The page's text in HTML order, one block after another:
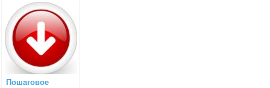
Пошаговое